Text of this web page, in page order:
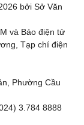
bởi Sở Văn
và Báo điện tử
Tạp chí điện
Phường Cầu
3.784 8888